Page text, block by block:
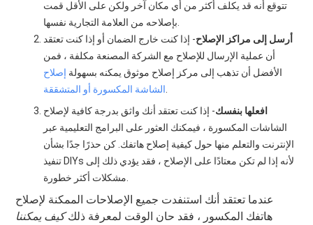
تتوقع أنه قد يكلف أكثر من أي مكان آخر ولكن على الأقل قمت
أرسل إلى مراكز الإصلاح- إذا كنت خارج الضمان أو إذا كنت تعتقد
أن عملية الإرسال للإصلاح مع الشركة المصنعة مكلفة ، فمن
الأفضل أن تذهب إلى مركز إصلاح موثوق يمكنه بسهولة إصلاح
الشاشة المكسورة أو المتشققة
افعلها بنفسك- إذا كنت تعتقد أنك واثق بدرجة كافية لإصلاح
الشاشات المكسورة ، فيمكنك العثور على البرامج التعليمية عبر
الإنترنت والتعلم منها حول كيفية إصلاح هاتفك. كن حذرًا جدًا بشأن
تنفيذ DIYs لأنه إذا لم تكن معتادًا على الإصلاح ، فقد يؤدي ذلك إلى
عندما تعتقد أنك استنفدت جميع الإصلاحات الممكنة لإصلاح
هاتفك المكسور ، فقد حان الوقت لمعرفة ذلككيف يمكننا